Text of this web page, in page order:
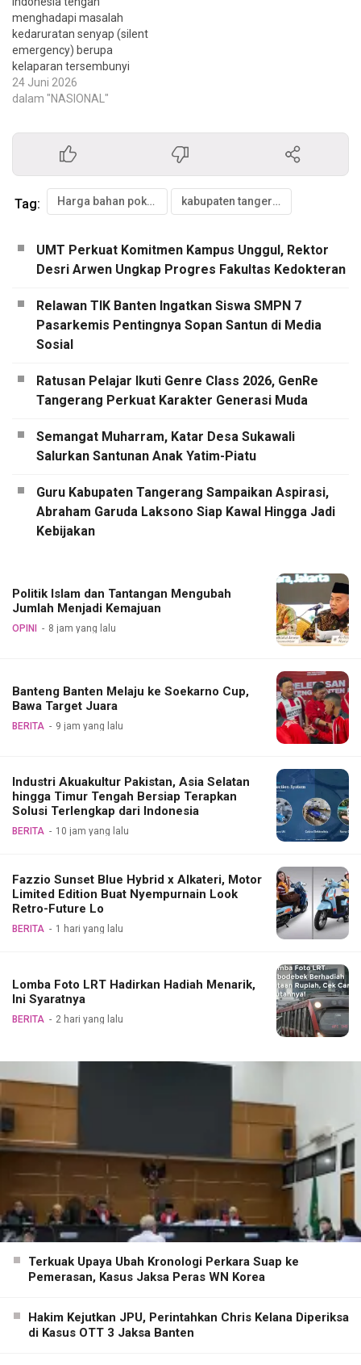
menghadapi masalah
kedaruratan senyap (silent
emergency) berupa
kelaparan tersembunyi
(hidden hunger). Dipicu oleh
defisiensi zat besi kronis,
lonjakan angka anemia di
berbagai penjuru Nusantara.
Padahal, para pakar
kesehatan publik menilai
bahwa intervensi paling
strategis untuk
fortifikasi beras. JAKARTA
menghadapi…
24 Juni 2026
dalam "NASIONAL"
Tag: Harga bahan pokok kabupaten tangerang
UMT Perkuat Komitmen Kampus Unggul, Rektor
Desri Arwen Ungkap Progres Fakultas Kedokteran
Relawan TIK Banten Ingatkan Siswa SMPN 7
Pasarkemis Pentingnya Sopan Santun di Media
Sosial
Ratusan Pelajar Ikuti Genre Class 2026, GenRe
Tangerang Perkuat Karakter Generasi Muda
Semangat Muharram, Katar Desa Sukawali
Salurkan Santunan Anak Yatim-Piatu
Guru Kabupaten Tangerang Sampaikan Aspirasi,
Abraham Garuda Laksono Siap Kawal Hingga Jadi
Kebijakan
Politik Islam dan Tantangan Mengubah
Jumlah Menjadi Kemajuan
OPINI 8 jam yang lalu
Banteng Banten Melaju ke Soekarno Cup,
Bawa Target Juara
BERITA 9 jam yang lalu
Industri Akuakultur Pakistan, Asia Selatan
hingga Timur Tengah Bersiap Terapkan
Solusi Terlengkap dari Indonesia
BERITA 10 jam yang lalu
Fazzio Sunset Blue Hybrid x Alkateri, Motor
Limited Edition Buat Nyempurnain Look
Retro-Future Lo
BERITA 1 hari yang lalu
Lomba Foto LRT Hadirkan Hadiah Menarik,
Ini Syaratnya
BERITA 2 hari yang lalu
Terkuak Upaya Ubah Kronologi Perkara Suap ke
Pemerasan, Kasus Jaksa Peras WN Korea
Hakim Kejutkan JPU, Perintahkan Chris Kelana Diperiksa
di Kasus OTT 3 Jaksa Banten